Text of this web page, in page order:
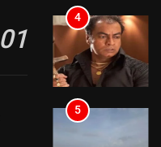
01
4
5